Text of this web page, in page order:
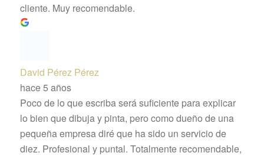
cliente. Muy recomendable.
David Pérez Pérez
hace 5 años
Poco de lo que escriba será suficiente para explicar
lo bien que dibuja y pinta, pero como dueño de una
pequeña empresa diré que ha sido un servicio de
diez. Profesional y puntal. Totalmente recomendable,